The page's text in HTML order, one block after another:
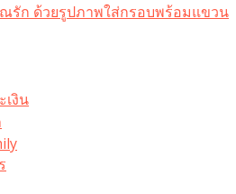
รัก ด้วยรูปภาพใส่กรอบพร้อมแขวน​
เงิน